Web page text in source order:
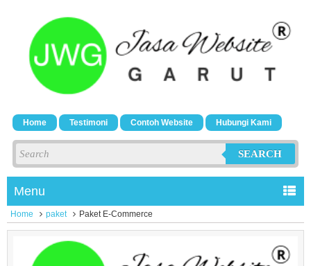
Home Testimoni Contoh Website Hubungi Kami
SEARCH
Menu
Home paket Paket E-Commerce